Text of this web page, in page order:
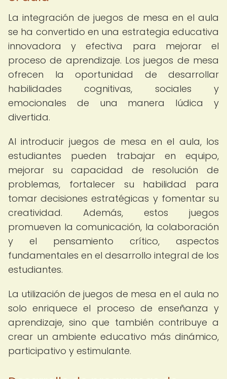
La integración de juegos de mesa en el aula
se ha convertido en una estrategia educativa
innovadora y efectiva para mejorar el
proceso de aprendizaje. Los juegos de mesa
ofrecen la oportunidad de desarrollar
habilidades cognitivas, sociales y
emocionales de una manera lúdica y
divertida.
Al introducir juegos de mesa en el aula, los
estudiantes pueden trabajar en equipo,
mejorar su capacidad de resolución de
problemas, fortalecer su habilidad para
tomar decisiones estratégicas y fomentar su
creatividad. Además, estos juegos
promueven la comunicación, la colaboración
y el pensamiento crítico, aspectos
fundamentales en el desarrollo integral de los
estudiantes.
La utilización de juegos de mesa en el aula no
solo enriquece el proceso de enseñanza y
aprendizaje, sino que también contribuye a
crear un ambiente educativo más dinámico,
participativo y estimulante.